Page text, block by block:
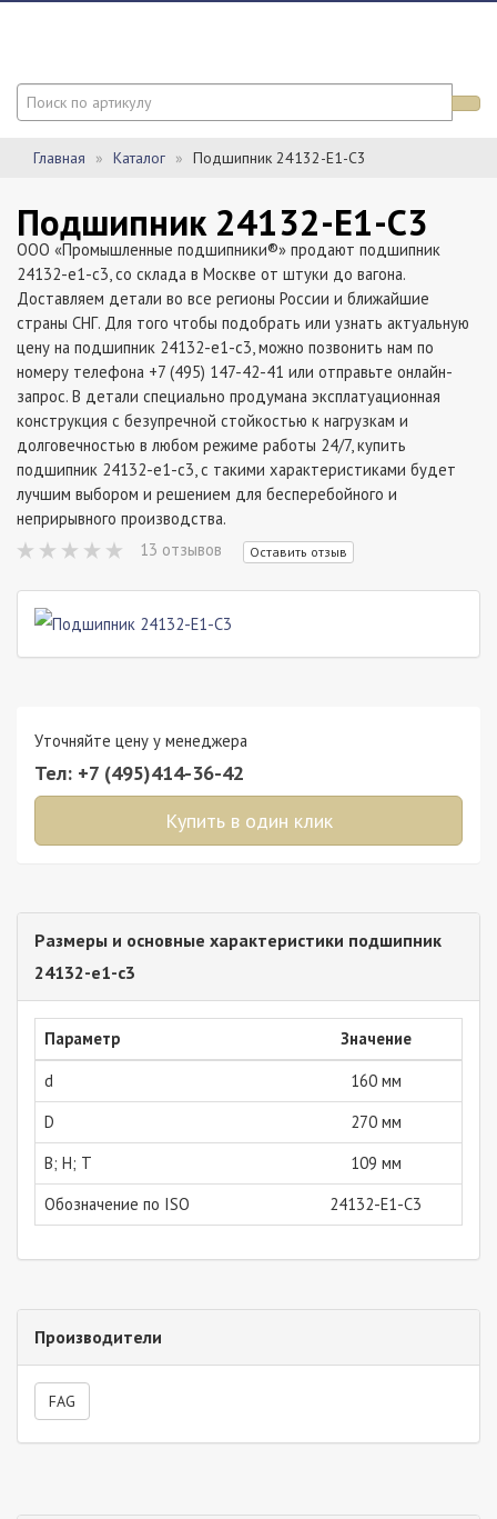
Главная Каталог Подшипник 24132-E1-C3
Подшипник 24132-E1-C3
ООО «Промышленные подшипники®» продают подшипник
24132-e1-c3, со склада в Москве от штуки до вагона.
Доставляем детали во все регионы России и ближайшие
страны СНГ. Для того чтобы подобрать или узнать актуальную
цену на подшипник 24132-e1-c3, можно позвонить нам по
номеру телефона +7 (495) 147-42-41 или отправьте онлайн-
запрос. В детали специально продумана эксплатуационная
конструкция с безупречной стойкостью к нагрузкам и
долговечностью в любом режиме работы 24/7, купить
подшипник 24132-e1-c3, с такими характеристиками будет
лучшим выбором и решением для бесперебойного и
неприрывного производства.
13 отзывов
Оставить отзыв
Уточняйте цену у менеджера
Тел: +7 (495)414-36-42
Купить в один клик
Размеры и основные характеристики подшипник
24132-e1-c3
Параметр
Значение
d
160 мм
D
270 мм
В; Н; Т
109 мм
Обозначение по ISO
24132-E1-C3
Производители
FAG